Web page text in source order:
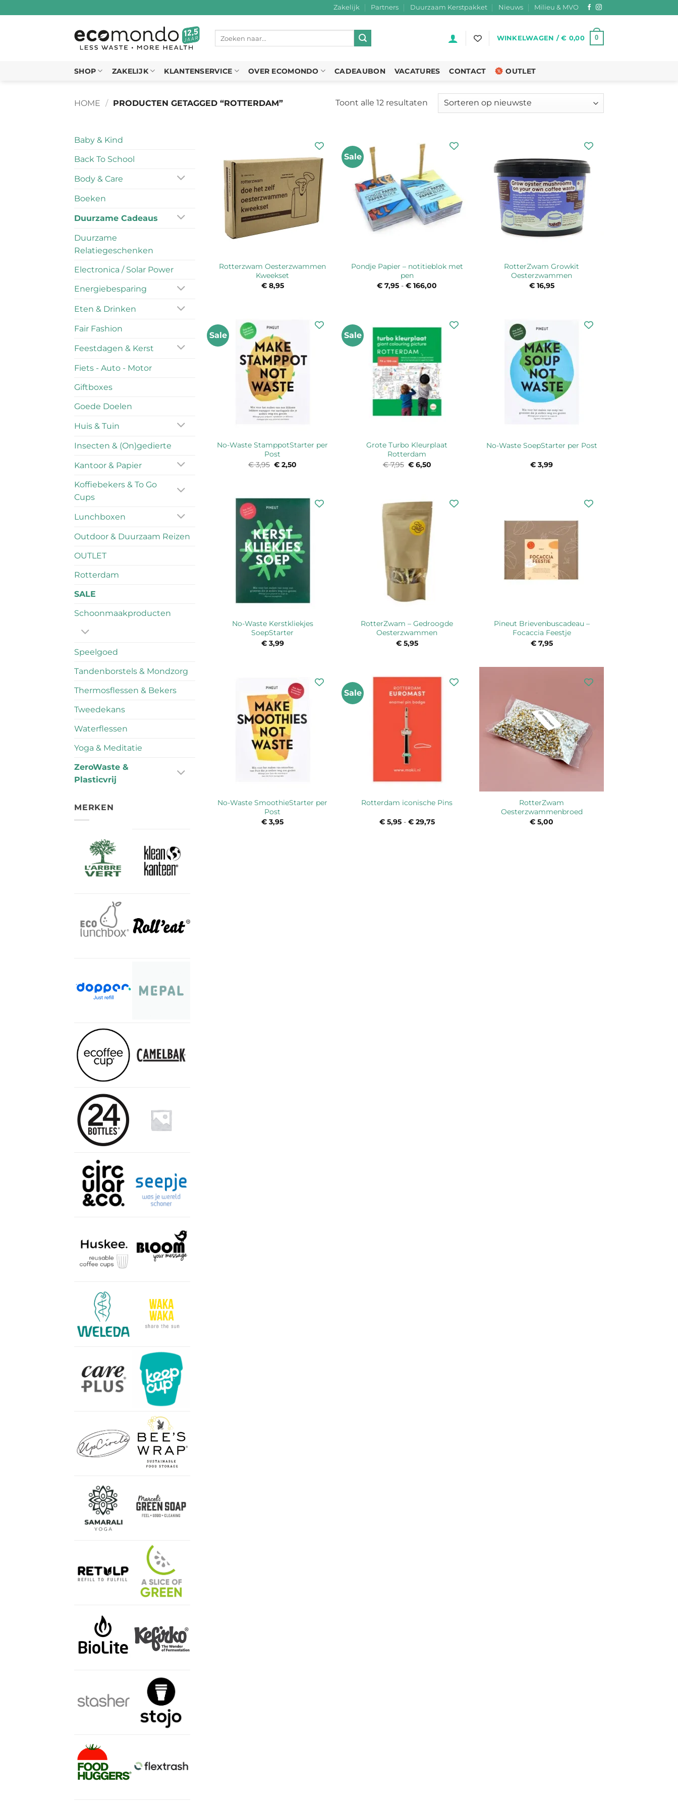
Zakelijk Partners Duurzaam Kerstpakket Nieuws Milieu & MVO
Zoeken
WINKELWAGEN /€ 0,00 0
SHOP ZAKELIJK KLANTENSERVICE OVER ECOMONDO CADEAUBON VACATURES CONTACT OUTLET
HOME / PRODUCTEN GETAGGED “ROTTERDAM” Toont alle 12 resultaten Gesorteerd
op
Baby & Kind
Back To School
Body & Care
Boeken
Duurzame Cadeaus
Duurzame
Relatiegeschenken
Electronica / Solar Power
Energiebesparing
Eten & Drinken
Fair Fashion
Feestdagen & Kerst
Fiets - Auto - Motor
Giftboxes
Goede Doelen
Huis & Tuin
Insecten & (On)gedierte
Kantoor & Papier
Koffiebekers & To Go
Cups
Lunchboxen
Outdoor & Duurzaam Reizen
OUTLET
Rotterdam
SALE
Schoonmaakproducten
Speelgoed
Tandenborstels & Mondzorg
Thermosflessen & Bekers
Tweedekans
Waterflessen
Yoga & Meditatie
ZeroWaste &
Plasticvrij
MERKEN
Rotterzwam Oesterzwammen
Kweekset
€8,95
Sale
Pondje Papier – notitieblok met
pen
€ 7,95 - € 166,00
RotterZwam Growkit
Oesterzwammen
€16,95
Sale
No-Waste StamppotStarter per
Post
€3,95 Oorspronkelijke
prijs
€ 2,50
Sale
Grote Turbo Kleurplaat
Rotterdam
€7,95 Oorspronkelijke
prijs
€ 6,50
No-Waste SoepStarter per Post
€ 3,99
No-Waste Kerstkliekjes
SoepStarter
€3,99
RotterZwam – Gedroogde
Oesterzwammen
€5,95
Pineut Brievenbuscadeau –
Focaccia Feestje
€7,95
No-Waste SmoothieStarter per
Post
€ 3,95
Sale
Rotterdam iconische Pins
€5,95 - €29,75Prijsklasse:
RotterZwam
Oesterzwammenbroed
€ 5,00